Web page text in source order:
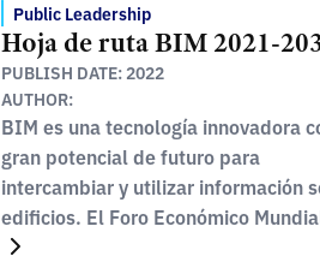
Public Leadership
Hoja de ruta BIM 2021-
PUBLISH DATE: 2022
AUTHOR:
BIM es una tecnología innovadora
gran potencial de futuro para
intercambiar y utilizar información
edificios. El Foro Económico
seleccionó BIM como tecnología